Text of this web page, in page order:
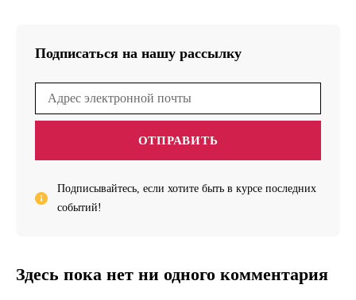
Подписаться на нашу рассылку
ОТПРАВИТЬ
Подписывайтесь, если хотите быть в курсе последних
событий!
Здесь пока нет ни одного комментария